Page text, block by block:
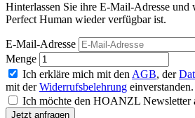
Hinterlassen Sie ihre E-Mail-Adresse
Perfect Human wieder verfügbar ist.
E-Mail-Adresse
Menge
Ich erkläre mich mit den AGB, der
mit derWiderrufsbelehrung einverstanden.
Ich möchte den HOANZL Newsletter